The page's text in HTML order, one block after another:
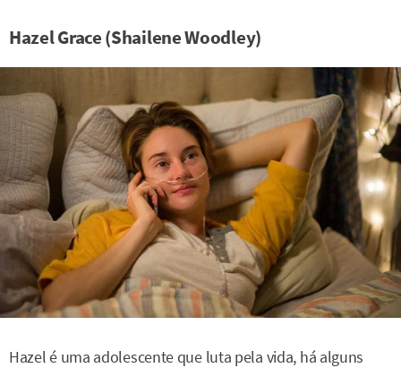
Hazel Grace (Shailene Woodley)
Hazel é uma adolescente que luta pela vida, há alguns